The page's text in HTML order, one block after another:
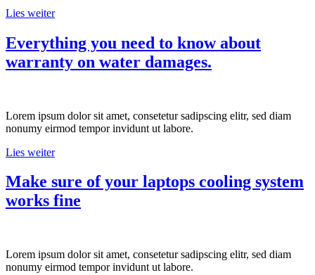
Lies weiter
Everything you need to know about
warranty on water damages.
Lorem ipsum dolor sit amet, consetetur sadipscing elitr, sed diam
nonumy eirmod tempor invidunt ut labore.
Lies weiter
Make sure of your laptops cooling system
works fine
Lorem ipsum dolor sit amet, consetetur sadipscing elitr, sed diam
nonumy eirmod tempor invidunt ut labore.